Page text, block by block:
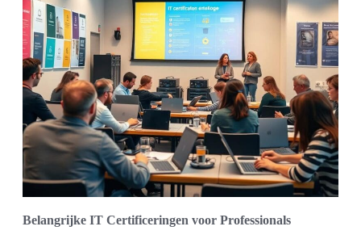
Belangrijke IT Certificeringen voor Professionals